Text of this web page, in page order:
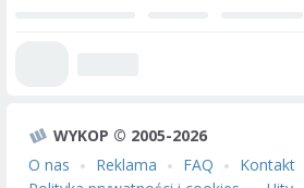
WYKOP © 2005-2026
O nas
Reklama FAQ Kontakt